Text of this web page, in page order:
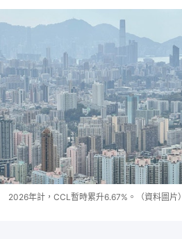
2026年計，CCL暫時累升6.67%。（資料圖片）